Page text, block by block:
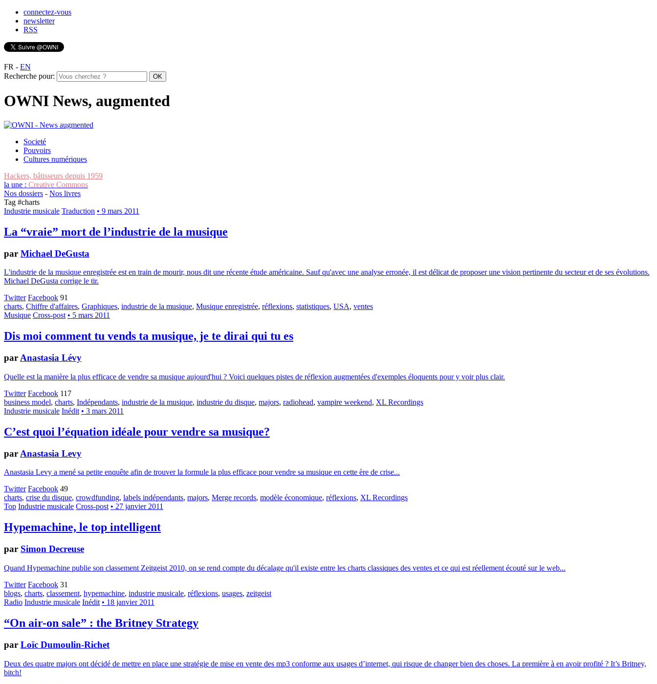
connectez-vous
newsletter
RSS
FR - EN
Recherche pour:
OWNI News, augmented
Societé
Pouvoirs
Cultures numériques
Hackers, bâtisseurs depuis 1959
la une : Creative Commons
Nos dossiers - Nos livres
Tag #charts
Industrie musicale Traduction • 9 mars 2011
La “vraie” mort de l’industrie de la musique
par Michael DeGusta
L'industrie de la musique enregistrée est en train de mourir, nous dit une récente étude américaine. Sauf qu'avec une analyse erronée, il est délicat de proposer une vision pertinente du secteur et de ses évolutions.
Michael DeGusta corrige le tir.
Twitter Facebook 91
charts, Chiffre d'affaires, Graphiques, industrie de la musique, Musique enregistrée, réflexions, statistiques, USA, ventes
Musique Cross-post • 5 mars 2011
Dis moi comment tu vends ta musique, je te dirai qui tu es
parAnastasia Lévy
Quelle est la manière la plus efficace de vendre sa musique aujourd'hui ? Voici quelques pistes de réflexion augmentées d'exemples éloquents pour y voir plus clair.
Twitter Facebook 117
business model, charts, Indépendants, industrie de la musique, industrie du disque, majors, radiohead, vampire weekend, XL Recordings
Industrie musicale Inédit • 3 mars 2011
C’est quoi l’équation idéale pour vendre sa musique?
par Anastasia Levy
Anastasia Levy a mené sa petite enquête afin de trouver la formule la plus efficace pour vendre sa musique en cette ère de crise...
Twitter Facebook 49
charts, crise du disque, crowdfunding, labels indépendants, majors, Merge records, modèle économique, réflexions, XL Recordings
Top Industrie musicale Cross-post • 27 janvier 2011
Hypemachine, le top intelligent
par Simon Decreuse
Quand Hypemachine publie son classement Zeitgeist 2010, on se rend compte du décalage qu'il existe entre les charts classiques des ventes et ce qui est réellement écouté sur le web...
Twitter Facebook 31
blogs, charts, classement, hypemachine, industrie musicale, réflexions, usages, zeitgeist
Radio Industrie musicale Inédit • 18 janvier 2011
“On air-on sale” : the Britney Strategy
par Loïc Dumoulin-Richet
Deux des quatre majors ont décidé de mettre en place une stratégie de mise en vente des mp3 conforme aux usages d’internet, qui risque de changer bien des choses. La première à en avoir profité ? It’s Britney,
bitch!